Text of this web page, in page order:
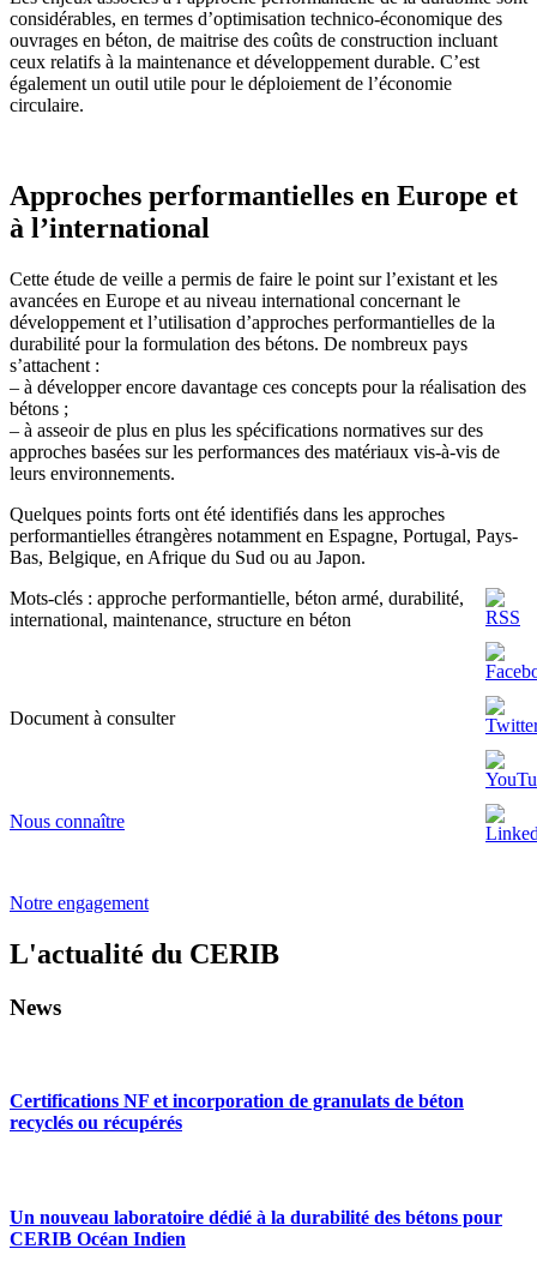
considérables, en termes d’optimisation technico-économique des
ouvrages en béton, de maitrise des coûts de construction incluant
ceux relatifs à la maintenance et développement durable. C’est
également un outil utile pour le déploiement de l’économie
circulaire.
Approches performantielles en Europe et
à l’international
Cette étude de veille a permis de faire le point sur l’existant et les
avancées en Europe et au niveau international concernant le
développement et l’utilisation d’approches performantielles de la
durabilité pour la formulation des bétons. De nombreux pays
s’attachent :
– à développer encore davantage ces concepts pour la réalisation des
bétons ;
– à asseoir de plus en plus les spécifications normatives sur des
approches basées sur les performances des matériaux vis-à-vis de
leurs environnements.
Quelques points forts ont été identifiés dans les approches
performantielles étrangères notamment en Espagne, Portugal, Pays-
Bas, Belgique, en Afrique du Sud ou au Japon.
Mots-clés : approche performantielle, béton armé, durabilité,
international, maintenance, structure en béton
Document à consulter
Nous connaître
Notre engagement
L'actualité du CERIB
News
Certifications NF et incorporation de granulats de béton
recyclés ou récupérés
Un nouveau laboratoire dédié à la durabilité des bétons pour
CERIB Océan Indien